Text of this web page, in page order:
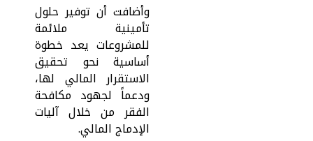
وأضافت أن توفير حلول
تأمينية ملائمة
للمشروعات يعد خطوة
أساسية نحو تحقيق
الاستقرار المالي لها،
ودعماً لجهود مكافحة
الفقر من خلال آليات
الإدماج المالي.